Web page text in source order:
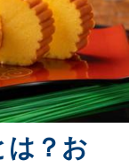
は？お